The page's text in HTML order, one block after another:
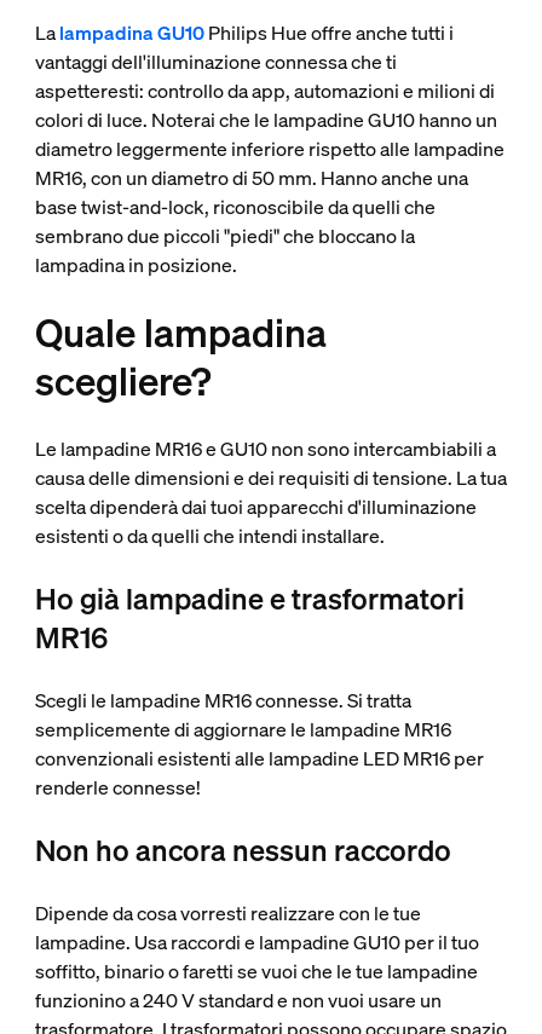
Lalampadina GU10Philips Hue offre anche tutti i
vantaggi dell'illuminazione connessa che ti
aspetteresti: controllo da app, automazioni e milioni di
colori di luce. Noterai che le lampadine GU10 hanno un
diametro leggermente inferiore rispetto alle lampadine
MR16, con un diametro di 50 mm. Hanno anche una
base twist-and-lock, riconoscibile da quelli che
sembrano due piccoli "piedi" che bloccano la
lampadina in posizione.
Quale lampadina
scegliere?
Le lampadine MR16 e GU10 non sono intercambiabili a
causa delle dimensioni e dei requisiti di tensione. La tua
scelta dipenderà dai tuoi apparecchi d'illuminazione
esistenti o da quelli che intendi installare.
Ho già lampadine e trasformatori
MR16
Scegli le lampadine MR16 connesse. Si tratta
semplicemente di aggiornare le lampadine MR16
convenzionali esistenti alle lampadine LED MR16 per
renderle connesse!
Non ho ancora nessun raccordo
Dipende da cosa vorresti realizzare con le tue
lampadine. Usa raccordi e lampadine GU10 per il tuo
soffitto, binario o faretti se vuoi che le tue lampadine
funzionino a 240 V standard e non vuoi usare un